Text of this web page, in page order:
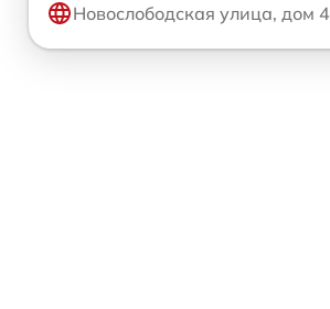
Новослободская улица, дом 4